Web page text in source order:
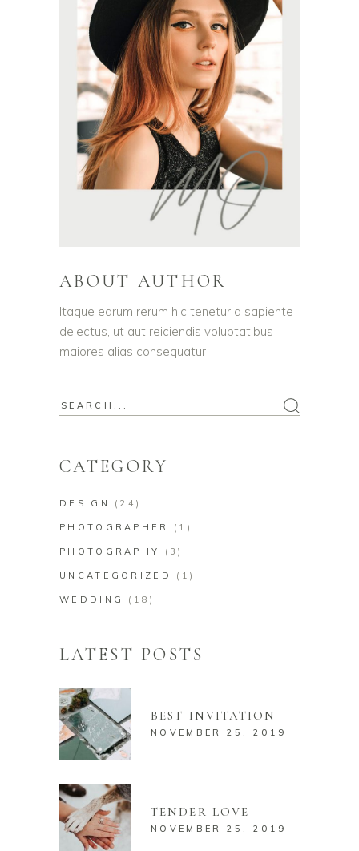
ABOUT AUTHOR
Itaque earum rerum hic tenetur a sapiente
delectus, ut aut reiciendis voluptatibus
maiores alias consequatur
CATEGORY
DESIGN (24)
PHOTOGRAPHER (1)
PHOTOGRAPHY (3)
UNCATEGORIZED (1)
WEDDING (18)
LATEST POSTS
BEST INVITATION
NOVEMBER 25, 2019
TENDER LOVE
NOVEMBER 25, 2019